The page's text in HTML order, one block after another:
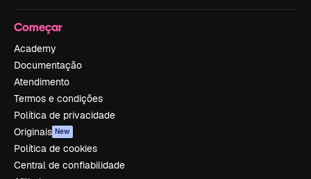
Começar
Academy
Documentação
Atendimento
Termos e condições
Política de privacidade
Originais New
Política de cookies
Central de confiabilidade